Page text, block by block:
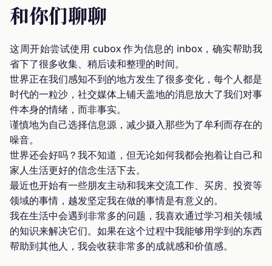
和你们聊聊
这周开始尝试使用 cubox 作为信息的 inbox，确实帮助我
省下了很多收集、稍后读和整理的时间。
世界正在我们感知不到的地方发生了很多变化，每个人都是
时代的一粒沙，社交媒体上铺天盖地的消息放大了我们对事
件本身的情绪，而非事实。
谨慎地为自己选择信息源，减少摄入那些为了牟利而存在的
噪音。
世界还会好吗？我不知道，但无论如何我都会抱着让自己和
家人生活更好的信念生活下去。
最近也开始有一些朋友主动和我来交流工作、买房、投资等
领域的事情，越发坚定我在做的事情是有意义的。
我在生活中会遇到非常多的问题，我喜欢通过学习相关领域
的知识来解决它们。如果在这个过程中我能够用学到的东西
帮助到其他人，我会收获非常多的成就感和价值感。